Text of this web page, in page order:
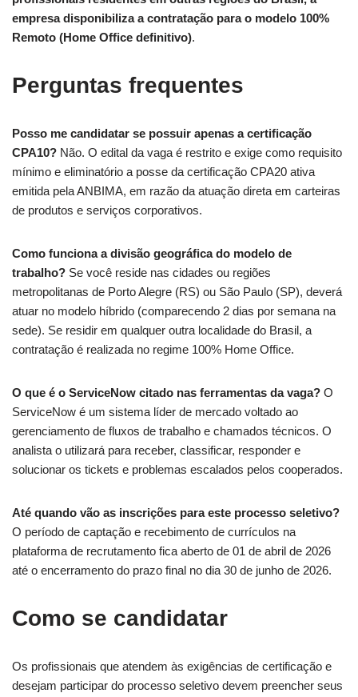
empresa disponibiliza a contratação para o modelo 100%
Remoto (Home Office definitivo).
Perguntas frequentes
Posso me candidatar se possuir apenas a certificação
CPA10? Não. O edital da vaga é restrito e exige como requisito
mínimo e eliminatório a posse da certificação CPA20 ativa
emitida pela ANBIMA, em razão da atuação direta em carteiras
de produtos e serviços corporativos.
Como funciona a divisão geográfica do modelo de
trabalho? Se você reside nas cidades ou regiões
metropolitanas de Porto Alegre (RS) ou São Paulo (SP), deverá
atuar no modelo híbrido (comparecendo 2 dias por semana na
sede). Se residir em qualquer outra localidade do Brasil, a
contratação é realizada no regime 100% Home Office.
O que é o ServiceNow citado nas ferramentas da vaga? O
ServiceNow é um sistema líder de mercado voltado ao
gerenciamento de fluxos de trabalho e chamados técnicos. O
analista o utilizará para receber, classificar, responder e
solucionar os tickets e problemas escalados pelos cooperados.
Até quando vão as inscrições para este processo seletivo?
O período de captação e recebimento de currículos na
plataforma de recrutamento fica aberto de 01 de abril de 2026
até o encerramento do prazo final no dia 30 de junho de 2026.
Como se candidatar
Os profissionais que atendem às exigências de certificação e
desejam participar do processo seletivo devem preencher seus